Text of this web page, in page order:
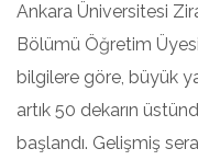
Ankara Üniversitesi
Bölümü Öğretim
bilgilere göre, büyük
artık 50 dekarın
başlandı. Gelişmiş